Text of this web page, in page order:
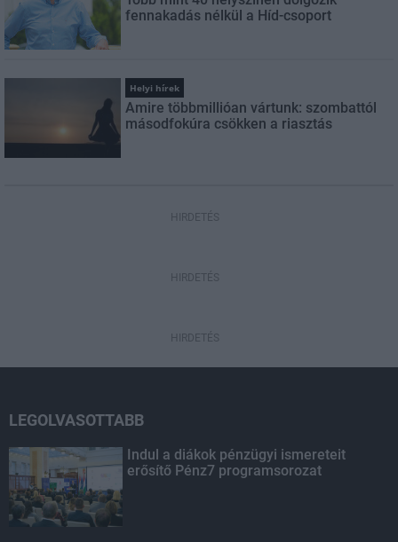
fennakadás nélkül a Híd-csoport
Helyi hírek
Amire többmillióan vártunk: szombattól
másodfokúra csökken a riasztás
HIRDETÉS
HIRDETÉS
HIRDETÉS
LEGOLVASOTTABB
Indul a diákok pénzügyi ismereteit
erősítő Pénz7 programsorozat